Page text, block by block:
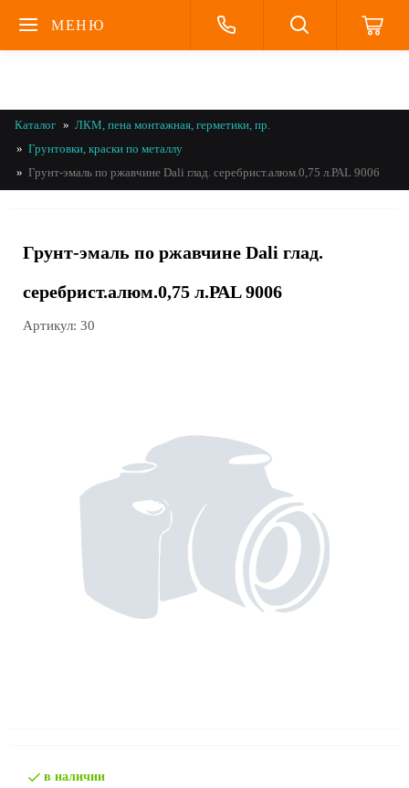
МЕНЮ
Каталог
ЛКМ, пена монтажная, герметики, пр.
Грунтовки, краски по металлу
Грунт-эмаль по ржавчине Dali глад. серебрист.алюм.0,75 л.РАL 9006
Грунт-эмаль по ржавчине Dali глад.
серебрист.алюм.0,75 л.РАL 9006
Артикул: 30
в наличии